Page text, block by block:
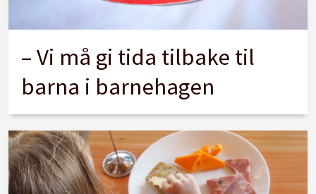
– Vi må gi tida tilbake til
barna i barnehagen